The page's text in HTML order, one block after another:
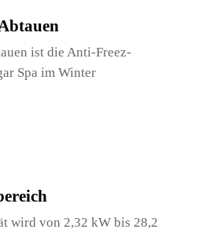
ist die Anti-Freez-
Spa im Winter
wird von 2,32 kW bis 28,2